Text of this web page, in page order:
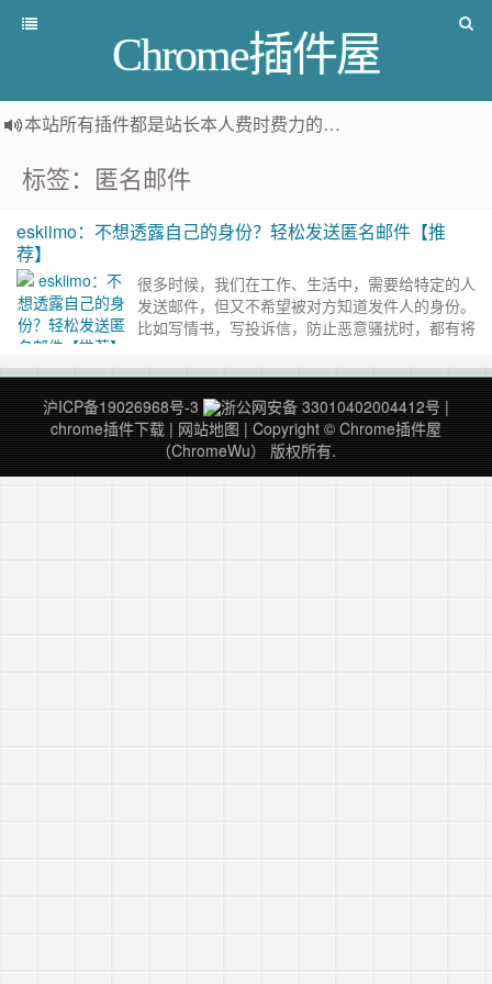
Chrome插件屋
本站所有插件都是站长本人费时费力的人工筛选推荐
标签：匿名邮件
eskiimo：不想透露自己的身份？轻松发送匿名邮件【推
荐】
很多时候，我们在工作、生活中，需要给特定的人
发送邮件，但又不希望被对方知道发件人的身份。
比如写情书，写投诉信，防止恶意骚扰时，都有将
个匿名邮箱网站Eski……继续阅读 »
沪ICP备19026968号-3
浙公网安备 33010402004412号 |
chrome插件下载 | 网站地图 | Copyright © Chrome插件屋
（ChromeWu） 版权所有.